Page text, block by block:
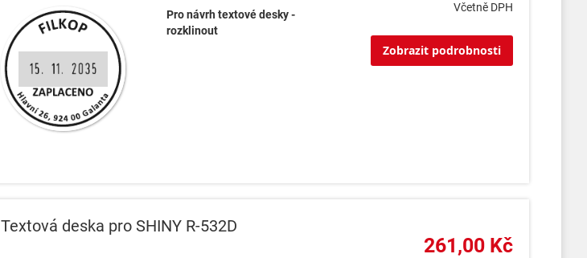
Pro návrh textové desky -
rozklinout
Včetně DPH
Zobrazit podrobnosti
Textová deska pro SHINY R-532D
261,00 Kč